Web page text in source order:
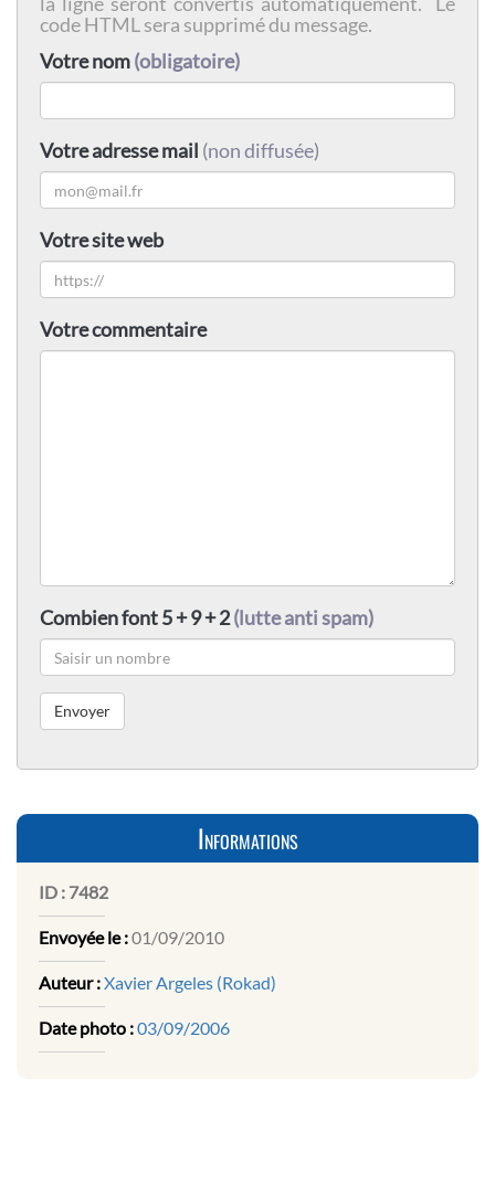
code HTML sera supprimé du message.
Votre nom(obligatoire)
Votre adresse mail (non diffusée)
Votre site web
Votre commentaire
Combien font 5 + 9 + 2(lutte anti spam)
Informations
ID : 7482
Envoyée le :01/09/2010
Auteur :Xavier Argeles (Rokad)
Date photo :03/09/2006